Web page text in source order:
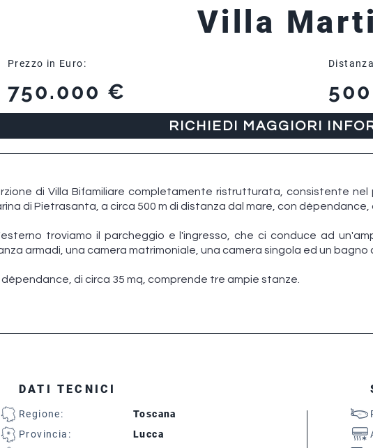
Villa
Prezzo in Euro:
750.000 €
RICHIEDI MAGGIORI
di Villa Bifamiliare completamente ristrutturata, consistente
di Pietrasanta, a circa 500 m di distanza dal mare, con dépendance,
troviamo il parcheggio e l'ingresso, che ci conduce ad
armadi, una camera matrimoniale, una camera singola ed un bagno
dépendance, di circa 35 mq, comprende tre ampie stanze.
DATI TECNICI
Regione:
Toscana
Provincia:
Lucca